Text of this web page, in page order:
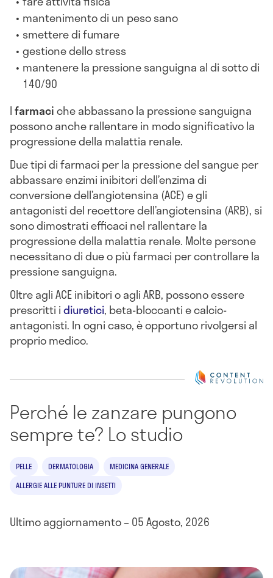
mantenimento di un peso sano
smettere di fumare
gestione dello stress
mantenere la pressione sanguigna al di sotto di
140/90
Ifarmaciche abbassano la pressione sanguigna
possono anche rallentare in modo significativo la
progressione della malattia renale.
Due tipi di farmaci per la pressione del sangue per
abbassare enzimi inibitori dell’enzima di
conversione dell’angiotensina (ACE) e gli
antagonisti del recettore dell’angiotensina (ARB), si
sono dimostrati efficaci nel rallentare la
progressione della malattia renale. Molte persone
necessitano di due o più farmaci per controllare la
pressione sanguigna.
Oltre agli ACE inibitori o agli ARB, possono essere
prescritti idiuretici, beta-bloccanti e calcio-
antagonisti. In ogni caso, è opportuno rivolgersi al
proprio medico.
Perché le zanzare pungono
sempre te? Lo studio
PELLE DERMATOLOGIA
MEDICINA GENERALE
ALLERGIE ALLE PUNTURE DI INSETTI
Ultimo aggiornamento – 05 Agosto, 2026